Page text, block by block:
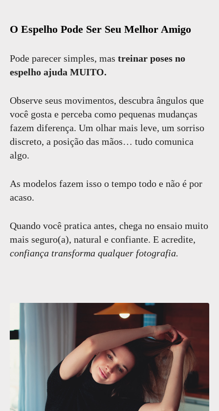
O Espelho Pode Ser Seu Melhor Amigo
Pode parecer simples, mas treinar poses no
espelho ajuda MUITO.
Observe seus movimentos, descubra ângulos que
você gosta e perceba como pequenas mudanças
fazem diferença. Um olhar mais leve, um sorriso
discreto, a posição das mãos… tudo comunica
algo.
As modelos fazem isso o tempo todo e não é por
acaso.
Quando você pratica antes, chega no ensaio muito
mais seguro(a), natural e confiante. E acredite,
confiança transforma qualquer fotografia.